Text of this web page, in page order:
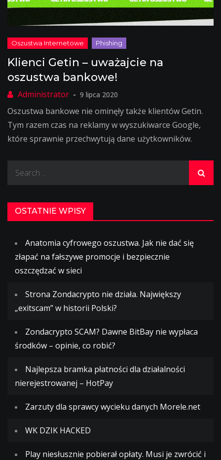
Klienci Getin – uważajcie na
oszustwa bankowe!
9 lipca 2020
Oszustwa bankowe nie ominęły także klientów Getin.
Tym razem czas na reklamy w wyszukiwarce Google,
które sprawnie przechwytują dane użytkowników.
OSTATNIE WPISY
Anatomia cyfrowego oszustwa. Jak nie dać się
złapać na fałszywe promocje i bezpiecznie
oszczędzać w sieci
Strona Zondacrypto nie działa. Największy
„exitscam” w historii Polski?
Zondacrypto SCAM? Dawne BitBay nie wypłaca
środków – opinie, co robić?
Najlepsza bramka płatności dla działalności
nierejestrowanej – HotPay
Zarzuty dla sprawcy wycieku danych Morele.net
WK DZIK HACKED
Play niesłusznie pobierał opłaty. Musi je zwrócić i